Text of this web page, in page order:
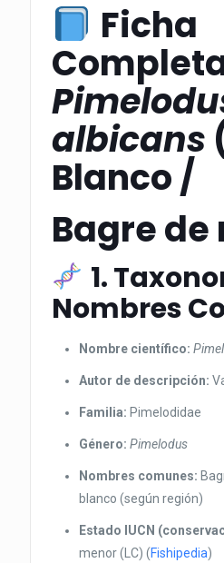
Ficha
albicans
Blanco /
Bagre de
1.
Nombres
Nombre científico:
Autor de descripción:
Familia: Pimelodidae
Género: Pimelodus
Nombres comunes:
blanco (según región)
Estado IUCN
menor (LC) (Fishipedia)